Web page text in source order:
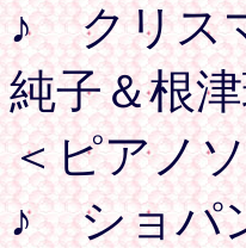
♪ ク
純子＆根
＜ピアノ
♪ ショパ